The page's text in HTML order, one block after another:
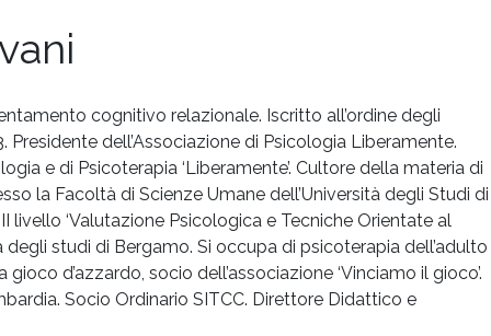
cognitivo relazionale. Iscritto all’ordine degli
Presidente dell’Associazione di Psicologia Liberamente.
e di Psicoterapia ‘Liberamente’. Cultore della materia di
la Facoltà di Scienze Umane dell’Università degli Studi di
livello ‘Valutazione Psicologica e Tecniche Orientate al
degli studi di Bergamo. Si occupa di psicoterapia dell’adulto
d’azzardo, socio dell’associazione ‘Vinciamo il gioco’.
Socio Ordinario SITCC. Direttore Didattico e